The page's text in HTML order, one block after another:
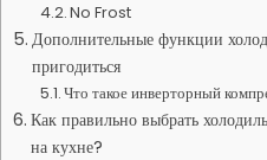
No Frost
Дополнительные функции
пригодиться
Что такое инверторный
Как правильно выбрать
на кухне?